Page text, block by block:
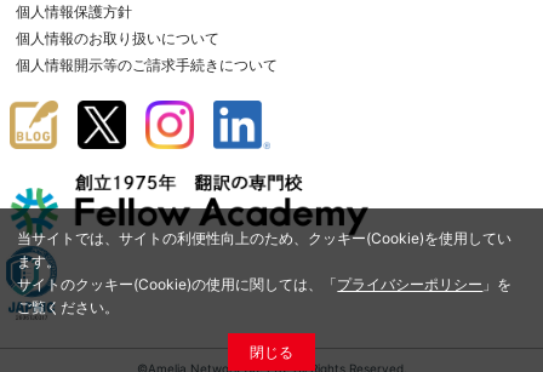
当サイトでは、サイトの利便性向上のため、クッキー(Cookie)を使用してい
ます。
サイトのクッキー(Cookie)の使用に関しては、「プライバシーポリシー 」を
ご覧ください。
閉じる
個人情報保護方針
個人情報のお取り扱いについて
個人情報開示等のご請求手続きについて
©Amelia Network Co.,Ltd. All Rights Reserved.